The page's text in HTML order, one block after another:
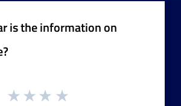
is the information on